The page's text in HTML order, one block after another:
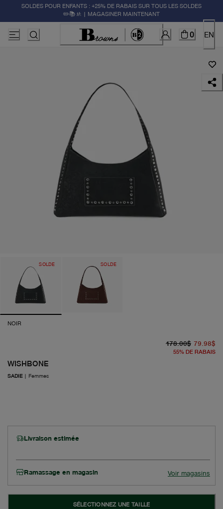
SOLDES POUR ENFANTS : +25% DE RABAIS SUR TOUS LES SOLDES
✏️📚🚸 | MAGASINER MAINTENANT
0 EN
SOLDE SOLDE
NOIR
WISHBONE
SADIE| Femmes
178.00$ 79.98$
55% DE RABAIS
Livraison estimée
Ramassage en magasin Voir magasins
SÉLECTIONNEZ UNE TAILLE